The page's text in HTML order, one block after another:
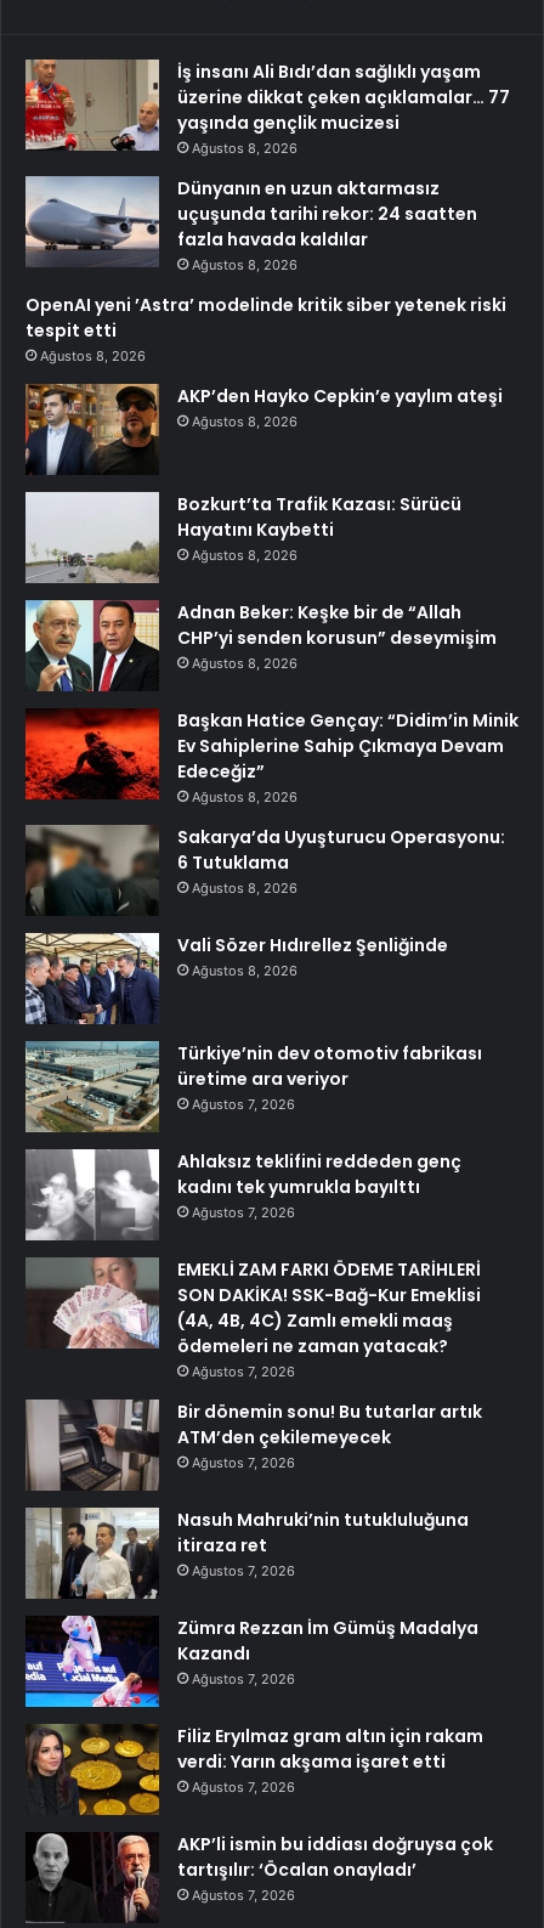
İş insanı Ali Bıdı’dan sağlıklı yaşam
üzerine dikkat çeken açıklamalar… 77
yaşında gençlik mucizesi
Ağustos 8, 2026
Dünyanın en uzun aktarmasız
uçuşunda tarihi rekor: 24 saatten
fazla havada kaldılar
Ağustos 8, 2026
OpenAI yeni ’Astra’ modelinde kritik siber yetenek riski
tespit etti
Ağustos 8, 2026
AKP’den Hayko Cepkin’e yaylım ateşi
Ağustos 8, 2026
Bozkurt’ta Trafik Kazası: Sürücü
Hayatını Kaybetti
Ağustos 8, 2026
Adnan Beker: Keşke bir de “Allah
CHP’yi senden korusun” deseymişim
Ağustos 8, 2026
Başkan Hatice Gençay: “Didim’in Minik
Ev Sahiplerine Sahip Çıkmaya Devam
Edeceğiz”
Ağustos 8, 2026
Sakarya’da Uyuşturucu Operasyonu:
6 Tutuklama
Ağustos 8, 2026
Vali Sözer Hıdırellez Şenliğinde
Ağustos 8, 2026
Türkiye’nin dev otomotiv fabrikası
üretime ara veriyor
Ağustos 7, 2026
Ahlaksız teklifini reddeden genç
kadını tek yumrukla bayılttı
Ağustos 7, 2026
EMEKLİ ZAM FARKI ÖDEME TARİHLERİ
SON DAKİKA! SSK-Bağ-Kur Emeklisi
(4A, 4B, 4C) Zamlı emekli maaş
ödemeleri ne zaman yatacak?
Ağustos 7, 2026
Bir dönemin sonu! Bu tutarlar artık
ATM’den çekilemeyecek
Ağustos 7, 2026
Nasuh Mahruki’nin tutukluluğuna
itiraza ret
Ağustos 7, 2026
Zümra Rezzan İm Gümüş Madalya
Kazandı
Ağustos 7, 2026
Filiz Eryılmaz gram altın için rakam
verdi: Yarın akşama işaret etti
Ağustos 7, 2026
AKP’li ismin bu iddiası doğruysa çok
tartışılır: ‘Öcalan onayladı’
Ağustos 7, 2026